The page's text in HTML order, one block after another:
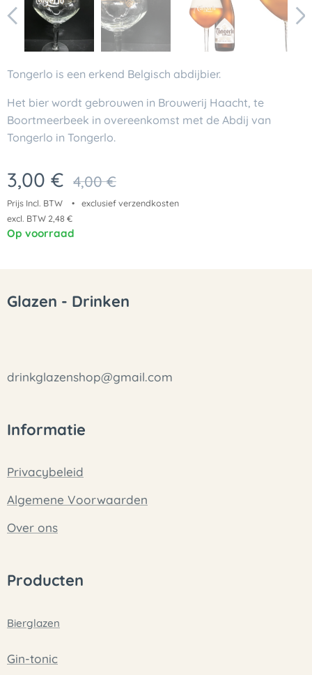
Tongerlo is een erkend Belgisch abdijbier.
Het bier wordt gebrouwen in Brouwerij Haacht, te
Boortmeerbeek in overeenkomst met de Abdij van
Tongerlo in Tongerlo.
3,00 € 4,00€
Prijs Incl. BTW
exclusief verzendkosten
excl. BTW 2,48 €
Op voorraad
Glazen - Drinken
drinkglazenshop@gmail.com
Informatie
Privacybeleid
Algemene Voorwaarden
Over ons
Producten
Bierglazen
Gin-tonic